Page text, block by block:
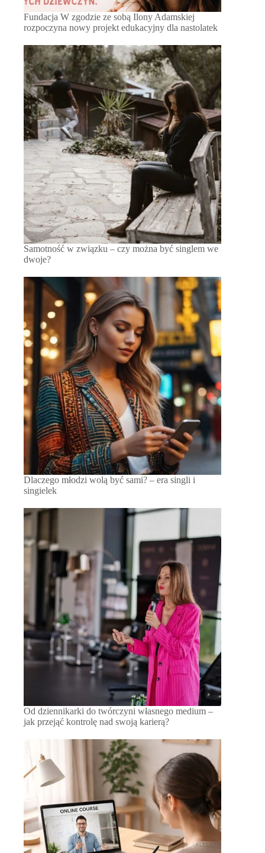
Fundacja W zgodzie ze sobą Ilony Adamskiej
rozpoczyna nowy projekt edukacyjny dla nastolatek
Samotność w związku – czy można być singlem we
dwoje?
Dlaczego młodzi wolą być sami? – era singli i
singielek
Od dziennikarki do twórczyni własnego medium –
jak przejąć kontrolę nad swoją karierą?